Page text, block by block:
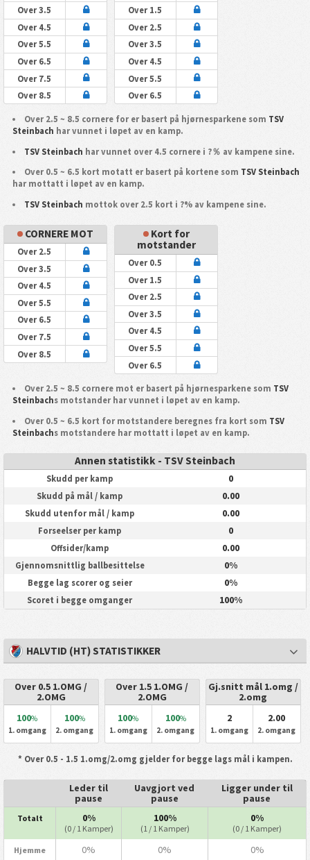
Over 3.5
Over 4.5
Over 5.5
Over 6.5
Over 7.5
Over 8.5
Over 1.5
Over 2.5
Over 3.5
Over 4.5
Over 5.5
Over 6.5
Over 2.5 ~ 8.5 cornere for er basert på hjørnesparkene som TSV
Steinbach har vunnet i løpet av en kamp.
TSV Steinbach har vunnet over 4.5 cornere i ?％ av kampene sine.
Over 0.5 ~ 6.5 kort motatt er basert på kortene som TSV Steinbach
har mottatt i løpet av en kamp.
TSV Steinbach mottok over 2.5 kort i ?% av kampene sine.
CORNERE MOT
Over 2.5
Over 3.5
Over 4.5
Over 5.5
Over 6.5
Over 7.5
Over 8.5
Kort for
motstander
Over 0.5
Over 1.5
Over 2.5
Over 3.5
Over 4.5
Over 5.5
Over 6.5
Over 2.5 ~ 8.5 cornere mot er basert på hjørnesparkene som TSV
Steinbachs motstander har vunnet i løpet av en kamp.
Over 0.5 ~ 6.5 kort for motstandere beregnes fra kort som TSV
Steinbachs motstandere har mottatt i løpet av en kamp.
Annen statistikk - TSV Steinbach
Skudd per kamp 0
Skudd på mål / kamp 0.00
Skudd utenfor mål / kamp 0.00
Forseelser per kamp 0
Offsider/kamp 0.00
Gjennomsnittlig ballbesittelse 0%
Begge lag scorer og seier 0%
Scoret i begge omganger 100%
HALVTID (HT) STATISTIKKER
Over 0.5 1.OMG /
2.OMG
100%
1. omgang
100%
2. omgang
Over 1.5 1.OMG /
2.OMG
100%
1. omgang
100%
2. omgang
Gj.snitt mål 1.omg /
2.omg
2
1. omgang
2.00
2. omgang
* Over 0.5 - 1.5 1.omg/2.omg gjelder for begge lags mål i kampen.
Leder til
pause
Uavgjort ved
pause
Ligger under til
pause
Totalt 0%
(0 / 1 Kamper)
100%
(1 / 1 Kamper)
0%
(0 / 1 Kamper)
Hjemme 0% 0% 0%